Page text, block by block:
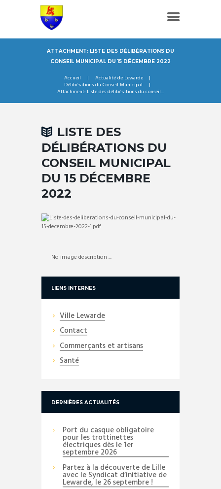
ATTACHMENT: LISTE DES DÉLIBÉRATIONS DU
CONSEIL MUNICIPAL DU 15 DÉCEMBRE 2022
Accueil
Actualité de Lewarde
Délibérations du Conseil Municipal
Attachment: Liste des délibérations du conseil...
LISTE DES
DÉLIBÉRATIONS DU
CONSEIL MUNICIPAL
DU 15 DÉCEMBRE
2022
No image description ...
LIENS INTERNES
Ville Lewarde
Contact
Commerçants et artisans
Santé
DERNIÈRES ACTUALITÉS
Port du casque obligatoire
pour les trottinettes
électriques dès le 1er
septembre 2026
Partez à la découverte de Lille
avec le Syndicat d’initiative de
Lewarde, le 26 septembre !